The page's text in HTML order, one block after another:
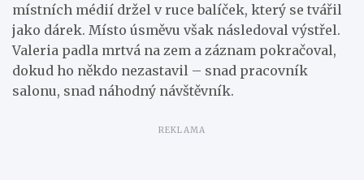
místních médií držel v ruce balíček, který se tvářil
jako dárek. Místo úsměvu však následoval výstřel.
Valeria padla mrtvá na zem a záznam pokračoval,
dokud ho někdo nezastavil – snad pracovník
salonu, snad náhodný návštěvník.